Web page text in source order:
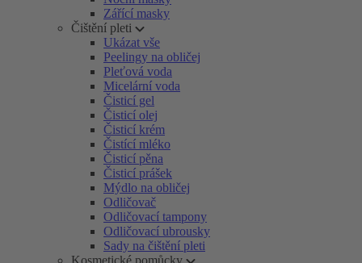
Zářící masky
Čištění pleti
Ukázat vše
Peelingy na obličej
Pleťová voda
Micelární voda
Čisticí gel
Čisticí olej
Čisticí krém
Čistící mléko
Čisticí pěna
Čisticí prášek
Mýdlo na obličej
Odličovač
Odličovací tampony
Odličovací ubrousky
Sady na čištění pleti
Kosmetické pomůcky